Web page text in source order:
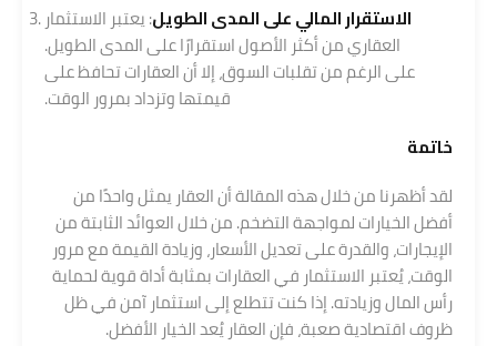
الاستقرار المالي على المدى الطويل: يعتبر الاستثمار
العقاري من أكثر الأصول استقرارًا على المدى الطويل.
على الرغم من تقلبات السوق، إلا أن العقارات تحافظ على
قيمتها وتزداد بمرور الوقت.
خاتمة
لقد أظهرنا من خلال هذه المقالة أن العقار يمثل واحدًا من
أفضل الخيارات لمواجهة التضخم. من خلال العوائد الثابتة من
الإيجارات، والقدرة على تعديل الأسعار، وزيادة القيمة مع مرور
الوقت، يُعتبر الاستثمار في العقارات بمثابة أداة قوية لحماية
رأس المال وزيادته. إذا كنت تتطلع إلى استثمار آمن في ظل
ظروف اقتصادية صعبة، فإن العقار يُعد الخيار الأفضل.